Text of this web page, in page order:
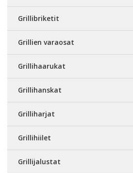
Grillibriketit
Grillien varaosat
Grillihaarukat
Grillihanskat
Grilliharjat
Grillihiilet
Grillijalustat